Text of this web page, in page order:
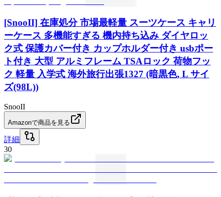
[SnooII] 在庫処分 市場最軽量 スーツケース キャリ
ーケース 多機能すぎる 機内持ち込み ダイヤロッ
ク式 保護カバー付き カップホルダー付き usbポー
ト付き 大型 アルミフレーム TSAロック 荷物フッ
ク 軽量 入学式 海外旅行出張1327 (暗黒色, L サイ
ズ(98L))
SnooII
Amazonで商品を見る
詳細
30